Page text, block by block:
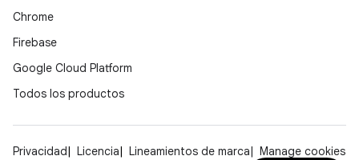
Chrome
Firebase
Google Cloud Platform
Todos los productos
Privacidad Licencia Lineamientos de marca
Manage cookies